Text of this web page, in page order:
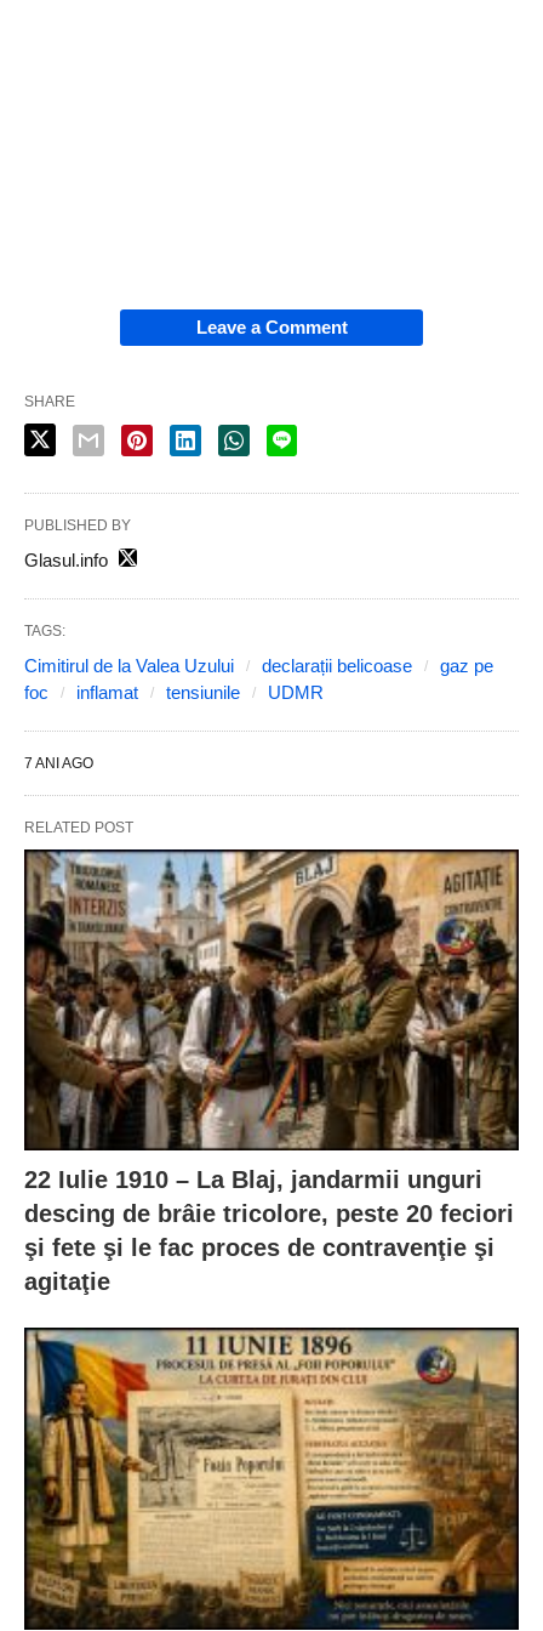
Leave a Comment
SHARE
PUBLISHED BY
Glasul.info
TAGS:
Cimitirul de la Valea Uzului declarații belicoase
gaz pe
foc
inflamat tensiunile UDMR
7 ANI AGO
RELATED POST
22 Iulie 1910 – La Blaj, jandarmii unguri
descing de brâie tricolore, peste 20 feciori
şi fete şi le fac proces de contravenţie şi
agitaţie